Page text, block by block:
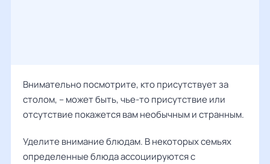
Внимательно посмотрите, кто присутствует за
столом, – может быть, чье-то присутствие или
отсутствие покажется вам необычным и странным.
Уделите внимание блюдам. В некоторых семьях
определенные блюда ассоциируются с